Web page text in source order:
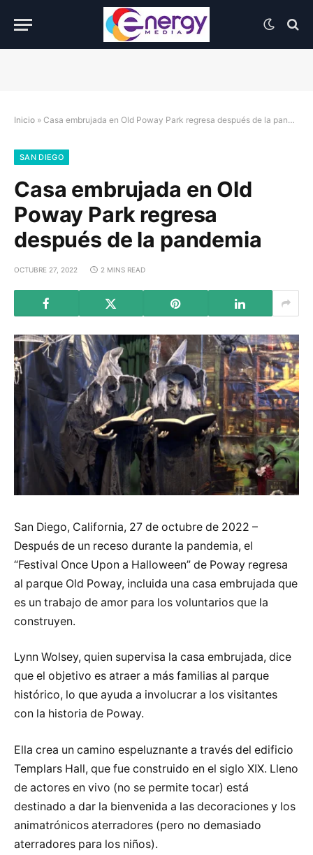
Inicio » Casa embrujada en Old Poway Park regresa después de la pandemia
SAN DIEGO
Casa embrujada en Old
Poway Park regresa
después de la pandemia
OCTUBRE 27, 2022 2 MINS READ
San Diego, California, 27 de octubre de 2022 –
Después de un receso durante la pandemia, el
“Festival Once Upon a Halloween” de Poway regresa
al parque Old Poway, incluida una casa embrujada que
es un trabajo de amor para los voluntarios que la
construyen.
Lynn Wolsey, quien supervisa la casa embrujada, dice
que el objetivo es atraer a más familias al parque
histórico, lo que ayuda a involucrar a los visitantes
con la historia de Poway.
Ella crea un camino espeluznante a través del edificio
Templars Hall, que fue construido en el siglo XIX. Lleno
de actores en vivo (no se permite tocar) está
destinado a dar la bienvenida a las decoraciones y los
animatrónicos aterradores (pero no demasiado
aterradores para los niños).